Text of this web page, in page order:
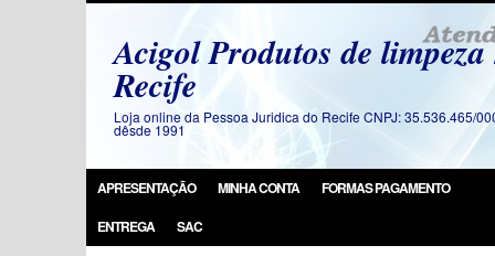
Acigol Produtos de
Recife
Loja online da Pessoa Juridica do Recife CNPJ: 35.536.465/
dêsde 1991
APRESENTAÇÃO MINHA CONTA
FORMAS PAGAMENTO
ENTREGA
SAC